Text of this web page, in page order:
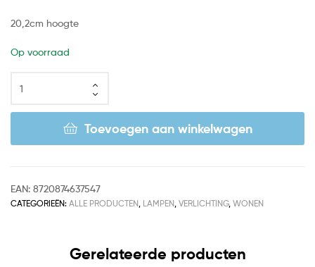
20,2cm hoogte
Op voorraad
Toevoegen aan winkelwagen
EAN: 8720874637547
CATEGORIEËN: ALLE PRODUCTEN, LAMPEN, VERLICHTING, WONEN
Gerelateerde producten